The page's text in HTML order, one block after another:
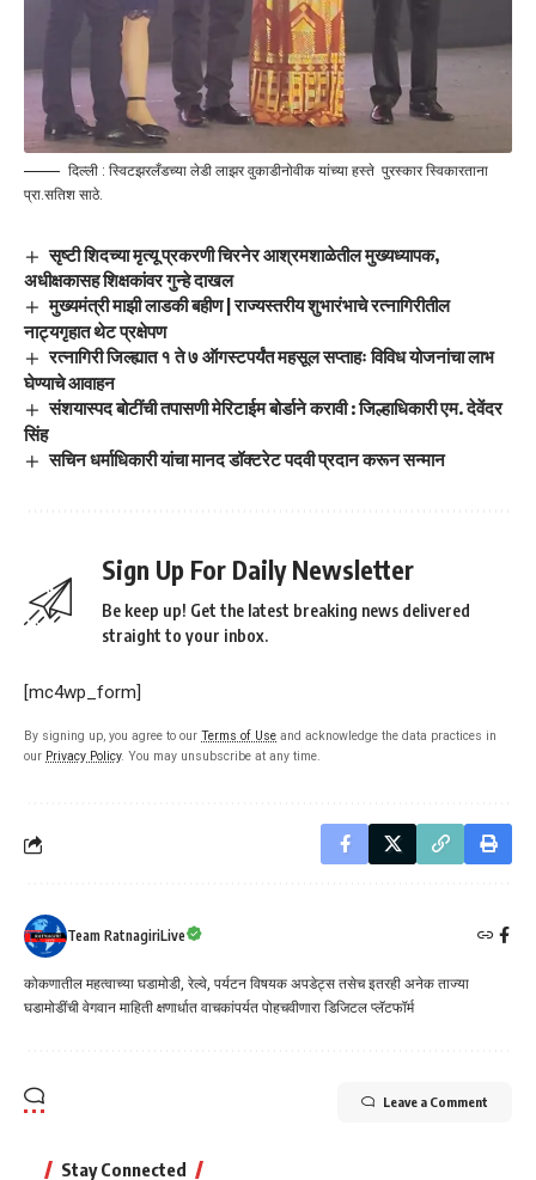
दिल्ली : स्विटझरलँडच्या लेडी लाझर वुकाडीनोवीक यांच्या हस्ते पुरस्कार स्विकारताना
प्रा.सतिश साठे.
सृष्टी शिदच्या मृत्यू प्रकरणी चिरनेर आश्रमशाळेतील मुख्यध्यापक,
अधीक्षकासह शिक्षकांवर गुन्हे दाखल
मुख्यमंत्री माझी लाडकी बहीण | राज्यस्तरीय शुभारंभाचे रत्नागिरीतील
नाट्यगृहात थेट प्रक्षेपण
रत्नागिरी जिल्ह्यात १ ते ७ ऑगस्टपर्यंत महसूल सप्ताहः विविध योजनांचा लाभ
घेण्याचे आवाहन
संशयास्पद बोटींची तपासणी मेरिटाईम बोर्डाने करावी : जिल्हाधिकारी एम. देवेंदर
सिंह
सचिन धर्माधिकारी यांचा मानद डॉक्टरेट पदवी प्रदान करून सन्मान
Sign Up For Daily Newsletter
Be keep up! Get the latest breaking news delivered
straight to your inbox.
[mc4wp_form]
By signing up, you agree to our Terms of Use and acknowledge the data practices in
our Privacy Policy. You may unsubscribe at any time.
Team RatnagiriLive
कोकणातील महत्वाच्या घडामोडी, रेल्वे, पर्यटन विषयक अपडेट्स तसेच इतरही अनेक ताज्या
घडामोडींची वेगवान माहिती क्षणार्धात वाचकांपर्यत पोहचवीणारा डिजिटल प्लॅटफॉर्म
Leave a Comment
Stay Connected